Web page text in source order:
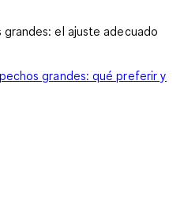
el ajuste adecuado
grandes: qué preferir y